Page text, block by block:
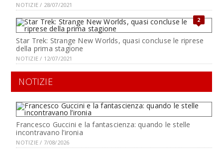
NOTIZIE / 28/07/2021
2
Star Trek: Strange New Worlds, quasi concluse le riprese
della prima stagione
NOTIZIE / 12/07/2021
NOTIZIE
Francesco Guccini e la fantascienza: quando le stelle
incontravano l’ironia
NOTIZIE / 7/08/2026